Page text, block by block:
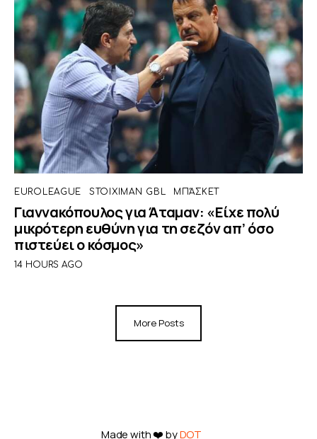
EUROLEAGUE STOIXIMAN GBL ΜΠΆΣΚΕΤ
Γιαννακόπουλος για Άταμαν: «Είχε πολύ
μικρότερη ευθύνη για τη σεζόν απ’ όσο
πιστεύει ο κόσμος»
14 HOURS AGO
More Posts
Made with ❤️ byDOT